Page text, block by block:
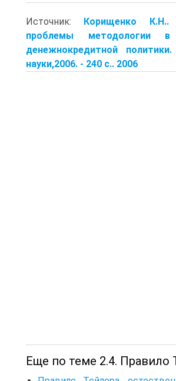
Источник:
Корищенко К.Н..
проблемы методологии в
денежнокредитной
науки,2006. - 240 с.. 2006
Еще по теме 2.4. Правило